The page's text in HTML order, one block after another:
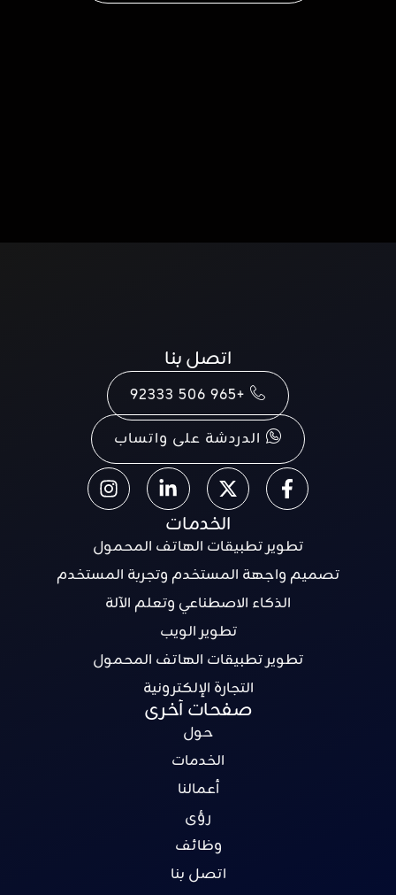
اتصل بنا
+965 506 92333
الدردشة على واتساب
الخدمات
تطوير تطبيقات الهاتف المحمول
تصميم واجهة المستخدم وتجربة المستخدم
الذكاء الاصطناعي وتعلم الآلة
تطوير الويب
تطوير تطبيقات الهاتف المحمول
التجارة الإلكترونية
صفحات أخرى
حول
الخدمات
أعمالنا
رؤى
وظائف
اتصل بنا